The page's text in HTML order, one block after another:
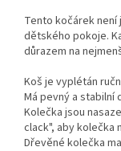
Tento kočárek
dětského pokoje.
důrazem na
Koš je vyplétán
Má pevný a
Kolečka jsou
clack", aby kolečka
Dřevěné kolečka